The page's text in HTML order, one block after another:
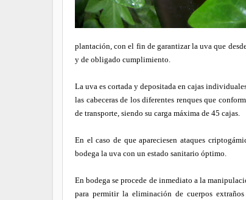
plantación, con el fin de garantizar la uva que
y de obligado cumplimiento.
La uva es cortada y depositada en cajas
las cabeceras de los diferentes renques que
de transporte, siendo su carga máxima de 45 cajas.
En el caso de que apareciesen ataques
bodega la uva con un estado sanitario óptimo.
En bodega se procede de inmediato a la
para permitir la eliminación de cuerpos